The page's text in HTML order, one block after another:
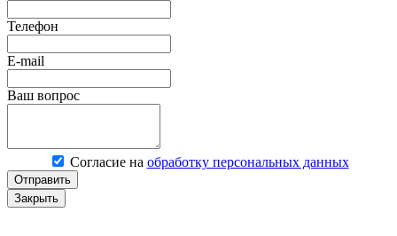
Телефон
E-mail
Ваш вопрос
Согласие на обработку персональных данных
Отправить
Закрыть